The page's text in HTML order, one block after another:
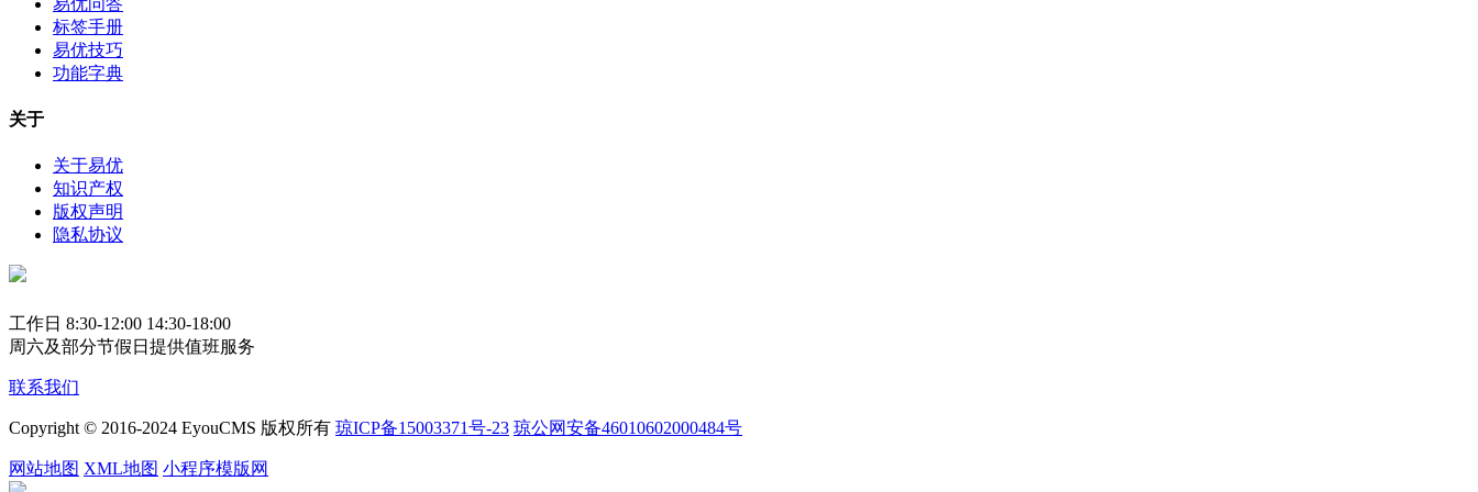
标签手册
易优技巧
功能字典
关于
关于易优
知识产权
版权声明
隐私协议
工作日 8:30-12:00 14:30-18:00
周六及部分节假日提供值班服务
联系我们
Copyright © 2016-2024 EyouCMS 版权所有 琼ICP备15003371号-23 琼公网安备46010602000484号
网站地图 XML地图 小程序模版网